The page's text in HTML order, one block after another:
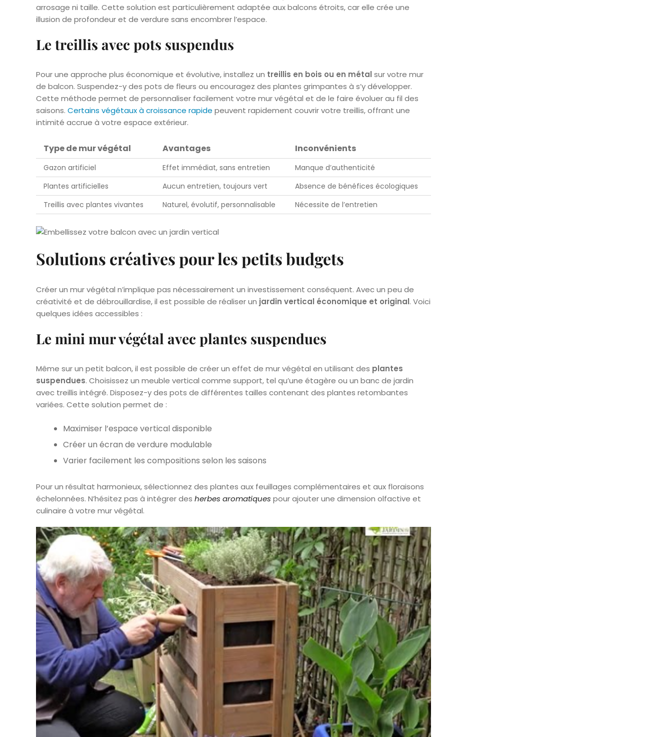
arrosage ni taille. Cette solution est particulièrement adaptée aux balcons étroits, car elle crée une
illusion de profondeur et de verdure sans encombrer l’espace.
Le treillis avec pots suspendus
Pour une approche plus économique et évolutive, installez un treillis en bois ou en métal sur votre mur
de balcon. Suspendez-y des pots de fleurs ou encouragez des plantes grimpantes à s’y développer.
Cette méthode permet de personnaliser facilement votre mur végétal et de le faire évoluer au fil des
saisons. Certains végétaux à croissance rapide peuvent rapidement couvrir votre treillis, offrant une
intimité accrue à votre espace extérieur.
Type de mur végétal Avantages Inconvénients
Gazon artificiel Effet immédiat, sans entretien
Manque d’authenticité
Plantes artificielles
Aucun entretien, toujours vert
Absence de bénéfices écologiques
Treillis avec plantes vivantes
Naturel, évolutif, personnalisable Nécessite de l’entretien
Solutions créatives pour les petits budgets
Créer un mur végétal n’implique pas nécessairement un investissement conséquent. Avec un peu de
créativité et de débrouillardise, il est possible de réaliser un jardin vertical économique et original. Voici
quelques idées accessibles :
Le mini mur végétal avec plantes suspendues
Même sur un petit balcon, il est possible de créer un effet de mur végétal en utilisant des plantes
suspendues. Choisissez un meuble vertical comme support, tel qu’une étagère ou un banc de jardin
avec treillis intégré. Disposez-y des pots de différentes tailles contenant des plantes retombantes
variées. Cette solution permet de :
Maximiser l’espace vertical disponible
Créer un écran de verdure modulable
Varier facilement les compositions selon les saisons
Pour un résultat harmonieux, sélectionnez des plantes aux feuillages complémentaires et aux floraisons
échelonnées. N’hésitez pas à intégrer des herbes aromatiques pour ajouter une dimension olfactive et
culinaire à votre mur végétal.